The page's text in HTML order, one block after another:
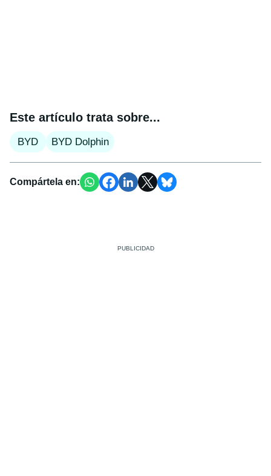
Este artículo trata sobre...
BYD BYD Dolphin
Compártela en: